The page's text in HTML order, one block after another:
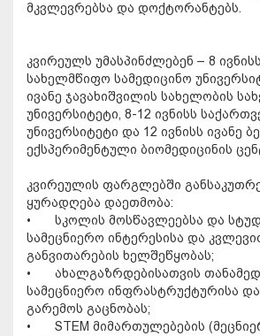
მკვლევრებსა და დოქტორანტებს.
კვირეულს უმასპინძლებენ – 8
სახელმწიფო სამედიცინო
ივანე ჯავახიშვილის სახელობის
უნივერსიტეტი, 8-12 ივნისს
უნივერსიტეტი და 12 ივნისს ივანე
ექსპერიმენტული ბიომედიცინის
კვირეულის ფარგლებში
ყურადღება დაეთმობა:
•
სკოლის მოსწავლეებსა და
სამეცნიერო ინტერესისა და
განვითარების ხელშეწყობას;
•
ახალგაზრდებისათვის
სამეცნიერო ინფრასტრუქტურისა
გარემოს გაცნობას;
•
STEM მიმართულებების